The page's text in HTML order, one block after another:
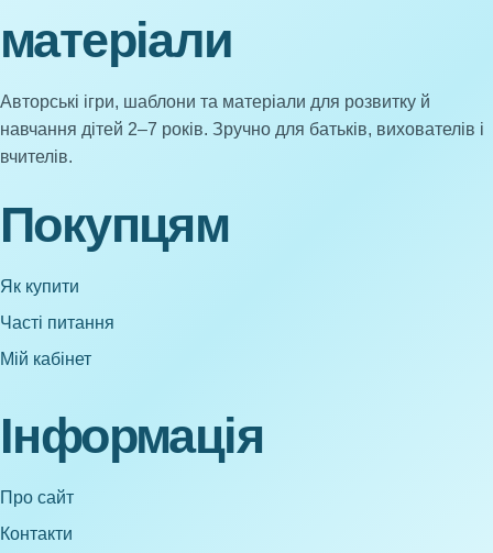
матеріали
Авторські ігри, шаблони та матеріали для розвитку й
навчання дітей 2–7 років. Зручно для батьків, вихователів і
вчителів.
Покупцям
Як купити
Часті питання
Мій кабінет
Інформація
Про сайт
Контакти